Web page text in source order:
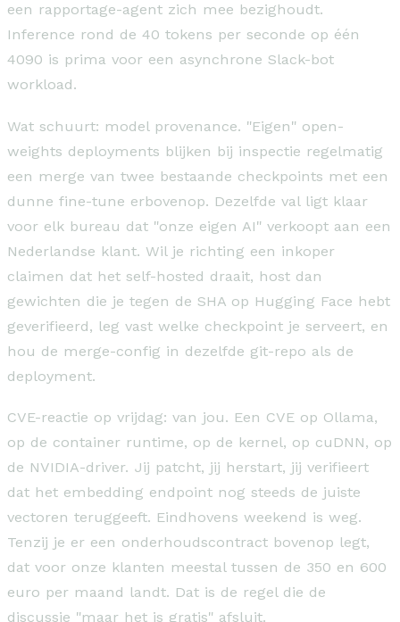
een rapportage-agent zich mee bezighoudt.
Inference rond de 40 tokens per seconde op één
4090 is prima voor een asynchrone Slack-bot
workload.
Wat schuurt: model provenance. "Eigen" open-
weights deployments blijken bij inspectie regelmatig
een merge van twee bestaande checkpoints met een
dunne fine-tune erbovenop. Dezelfde val ligt klaar
voor elk bureau dat "onze eigen AI" verkoopt aan een
Nederlandse klant. Wil je richting een inkoper
claimen dat het self-hosted draait, host dan
gewichten die je tegen de SHA op Hugging Face hebt
geverifieerd, leg vast welke checkpoint je serveert, en
hou de merge-config in dezelfde git-repo als de
deployment.
CVE-reactie op vrijdag: van jou. Een CVE op Ollama,
op de container runtime, op de kernel, op cuDNN, op
de NVIDIA-driver. Jij patcht, jij herstart, jij verifieert
dat het embedding endpoint nog steeds de juiste
vectoren teruggeeft. Eindhovens weekend is weg.
Tenzij je er een onderhoudscontract bovenop legt,
dat voor onze klanten meestal tussen de 350 en 600
euro per maand landt. Dat is de regel die de
discussie "maar het is gratis" afsluit.